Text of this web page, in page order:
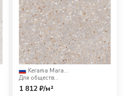
Kerama Marazzi ·
Для общественных помещений
1 812 ₽/м²